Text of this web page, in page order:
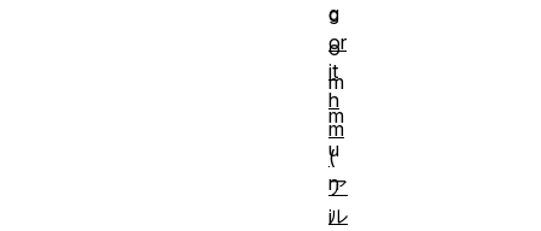
c
o
m
m
u
n
i
g
or
it
h
m
(
ア
ル